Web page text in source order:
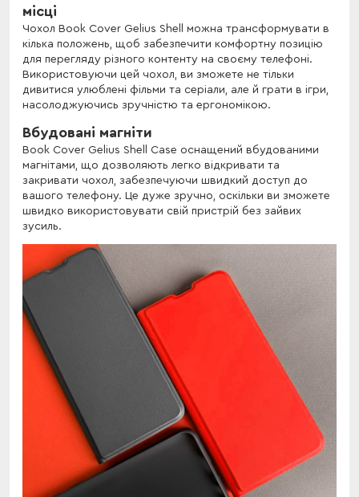
місці
Чохол Book Cover Gelius Shell можна трансформувати в
кілька положень, щоб забезпечити комфортну позицію
для перегляду різного контенту на своєму телефоні.
Використовуючи цей чохол, ви зможете не тільки
дивитися улюблені фільми та серіали, але й грати в ігри,
насолоджуючись зручністю та ергономікою.
Вбудовані магніти
Book Cover Gelius Shell Case оснащений вбудованими
магнітами, що дозволяють легко відкривати та
закривати чохол, забезпечуючи швидкий доступ до
вашого телефону. Це дуже зручно, оскільки ви зможете
швидко використовувати свій пристрій без зайвих
зусиль.